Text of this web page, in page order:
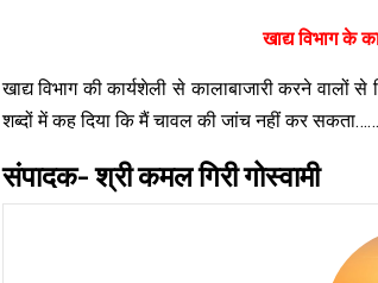
खाद्य विभाग के
खाद्य विभाग की कार्यशेली से कालाबाजारी करने वालों
शब्दों में कह दिया कि मैं चावल की जांच नहीं कर
संपादक- श्री कमल गिरी गोस्वामी